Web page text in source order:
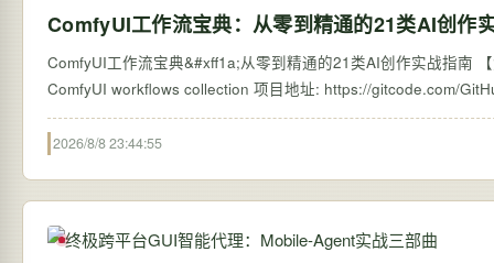
ComfyUI工作流宝典：从零到精通的21类AI创作
ComfyUI工作流宝典&#xff1a;从零到精通的21类AI创作实战指南
2026/8/8 23:44:55